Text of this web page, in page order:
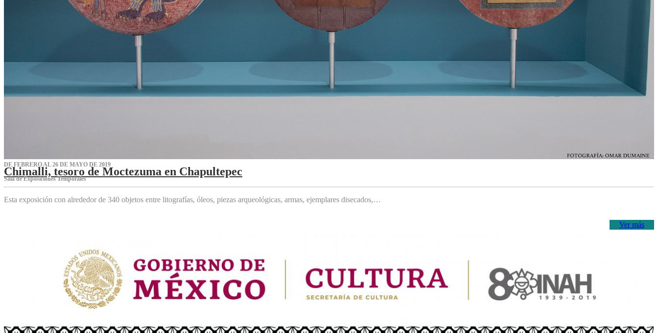
DE FEBRERO AL 26 DE MAYO DE 2019
Chimalli, tesoro de Moctezuma en Chapultepec
Sala de Exposiciones Temporales
Esta exposición con alrededor de 340 objetos entre litografías, óleos, piezas arqueológicas, armas, ejemplares disecados,…
Ver más